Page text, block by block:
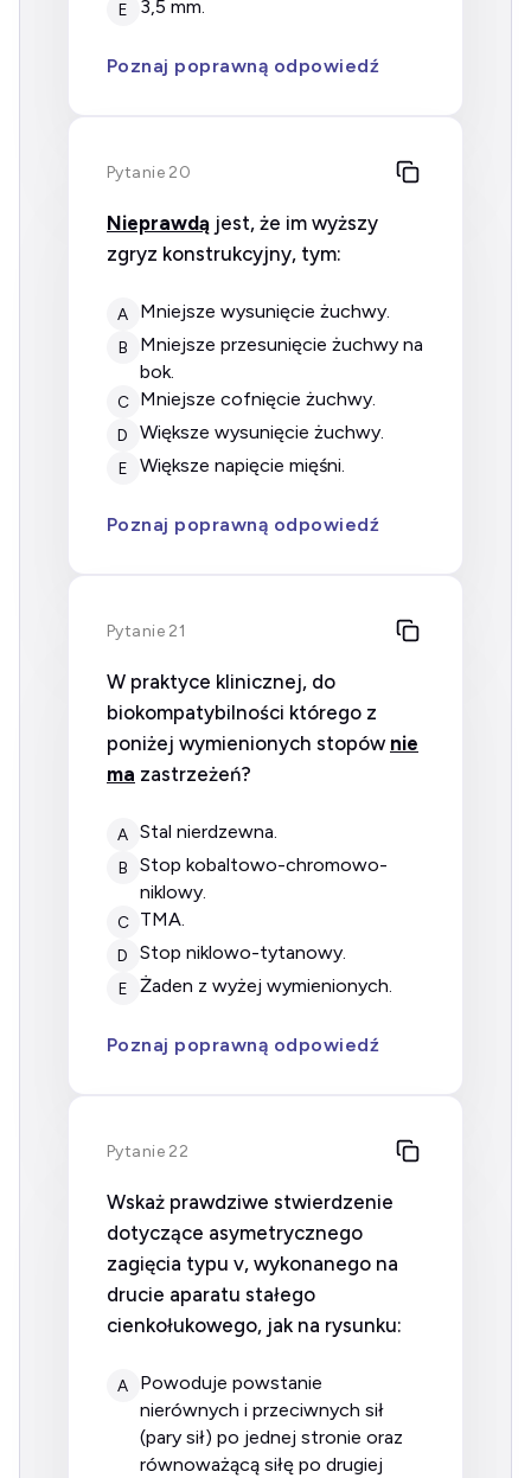
E 3,5 mm.
Poznaj poprawną odpowiedź
Pytanie 20
Nieprawdą jest, że im wyższy
zgryz konstrukcyjny, tym:
A mniejsze wysunięcie żuchwy.
B
mniejsze przesunięcie żuchwy na
bok.
C mniejsze cofnięcie żuchwy.
D większe wysunięcie żuchwy.
E większe napięcie mięśni.
Poznaj poprawną odpowiedź
Pytanie 21
W praktyce klinicznej, do
biokompatybilności którego z
poniżej wymienionych stopów nie
ma zastrzeżeń?
A stal nierdzewna.
B
stop kobaltowo-chromowo-
niklowy.
C TMA.
D stop niklowo-tytanowy.
E żaden z wyżej wymienionych.
Poznaj poprawną odpowiedź
Pytanie 22
Wskaż prawdziwe stwierdzenie
dotyczące asymetrycznego
zagięcia typu v, wykonanego na
drucie aparatu stałego
cienkołukowego, jak na rysunku:
A
powoduje powstanie
nierównych i przeciwnych sił
(pary sił) po jednej stronie oraz
równoważącą siłę po drugiej